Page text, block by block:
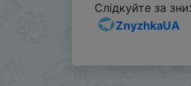
Слідкуйте за
ZnyzhkaUA